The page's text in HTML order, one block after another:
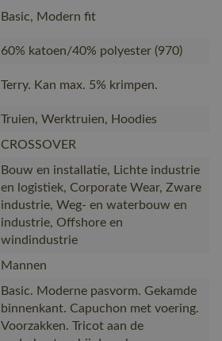
Basic, Modern fit
60% katoen/40% polyester (970)
Terry. Kan max. 5% krimpen.
Truien, Werktruien, Hoodies
CROSSOVER
Bouw en installatie, Lichte industrie
en logistiek, Corporate Wear, Zware
industrie, Weg- en waterbouw en
industrie, Offshore en
windindustrie
Mannen
Basic. Moderne pasvorm. Gekamde
binnenkant. Capuchon met voering.
Voorzakken. Tricot aan de